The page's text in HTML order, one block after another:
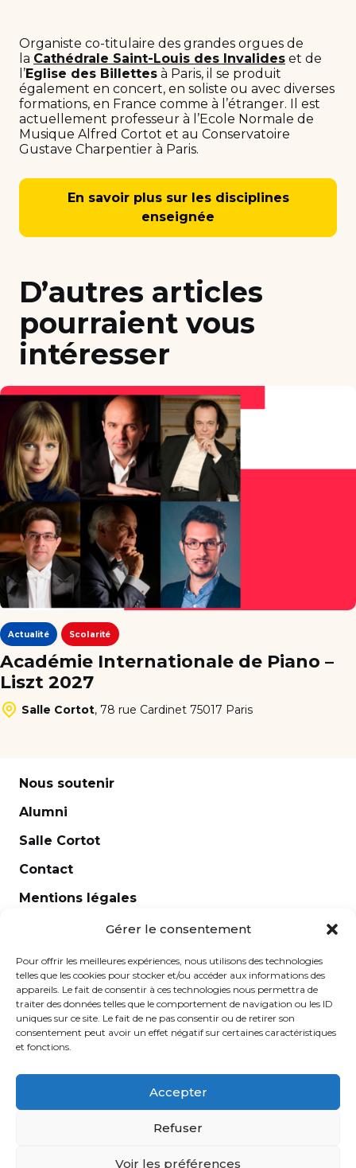
Gérer le consentement
Pour offrir les meilleures expériences, nous utilisons des technologies
telles que les cookies pour stocker et/ou accéder aux informations des
appareils. Le fait de consentir à ces technologies nous permettra de
traiter des données telles que le comportement de navigation ou les ID
uniques sur ce site. Le fait de ne pas consentir ou de retirer son
consentement peut avoir un effet négatif sur certaines caractéristiques
et fonctions.
Accepter
Refuser
Voir les préférences
Organiste co-titulaire des grandes orgues de
la Cathédrale Saint-Louis des Invalides et de
l’Eglise des Billettes à Paris, il se produit
également en concert, en soliste ou avec diverses
formations, en France comme à l’étranger. Il est
actuellement professeur à l’Ecole Normale de
Musique Alfred Cortot et au Conservatoire
Gustave Charpentier à Paris.
En savoir plus sur les disciplines
enseignée
D’autres articles
pourraient vous
intéresser
Actualité Scolarité
Académie Internationale de Piano –
Liszt 2027
Salle Cortot, 78 rue Cardinet 75017 Paris
Nous soutenir
Alumni
Salle Cortot
Contact
Mentions légales
Caroline de Vibraye